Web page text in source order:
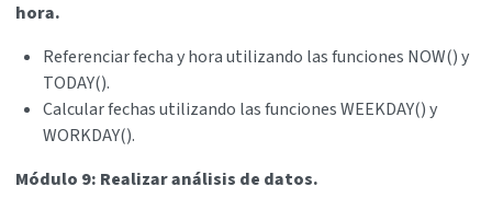
hora.
Referenciar fecha y hora utilizando las funciones NOW() y
TODAY().
Calcular fechas utilizando las funciones WEEKDAY() y
WORKDAY().
Módulo 9: Realizar análisis de datos.